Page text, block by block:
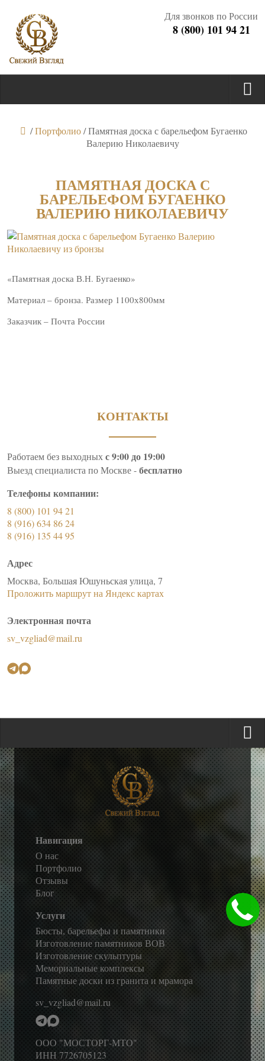
Для звонков по России
8 (800) 101 94 21
/Портфолио /Памятная доска с барельефом Бугаенко
Валерию Николаевичу
ПАМЯТНАЯ ДОСКА С
БАРЕЛЬЕФОМ БУГАЕНКО
ВАЛЕРИЮ НИКОЛАЕВИЧУ
«Памятная доска В.Н. Бугаенко»
Материал – бронза. Размер 1100х800мм
Заказчик – Почта России
КОНТАКТЫ
Работаем без выходныхс 9:00 до 19:00
Выезд специалиста по Москве -бесплатно
Телефоны компании:
8 (800) 101 94 21
8 (916) 634 86 24
8 (916) 135 44 95
Адрес
Москва, Большая Юшуньская улица, 7
Проложить маршрут на Яндекс картах
Электронная почта
sv_vzgliad@mail.ru
Навигация
О нас
Портфолио
Отзывы
Блог
Услуги
Бюсты, барельефы и памятники
Изготовление памятников ВОВ
Изготовление скульптуры
Мемориальные комплексы
Памятные доски из гранита и мрамора
sv_vzgliad@mail.ru
ООО "МОСТОРГ-МТО"
ИНН 7726705123